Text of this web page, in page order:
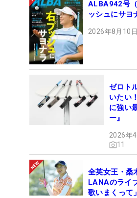
ALBA942号
ッシュにサヨ
2026年8月10
ゼロト
いたい
に強い
ー』
2026年
11
全英女王・桑
LANAのライ
歌いまくって